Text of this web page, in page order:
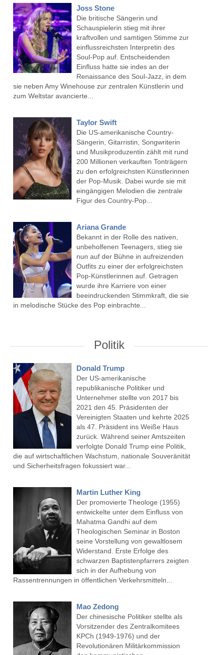
Joss Stone
Die britische Sängerin und
Schauspielerin stieg mit ihrer
kraftvollen und samtigen Stimme zur
einflussreichsten Interpretin des
Soul-Pop auf. Entscheidenden
Einfluss hatte sie indes an der
Renaissance des Soul-Jazz, in dem
sie neben Amy Winehouse zur zentralen Künstlerin und
zum Weltstar avancierte...
Taylor Swift
Die US-amerikanische Country-
Sängerin, Gitarristin, Songwriterin
und Musikproduzentin zählt mit rund
200 Millionen verkauften Tonträgern
zu den erfolgreichsten Künstlerinnen
der Pop-Musik. Dabei wurde sie mit
eingängigen Melodien die zentrale
Figur des Country-Pop...
Ariana Grande
Bekannt in der Rolle des nativen,
unbeholfenen Teenagers, stieg sie
nun auf der Bühne in aufreizenden
Outfits zu einer der erfolgreichsten
Pop-Künstlerinnen auf. Getragen
wurde ihre Karriere von einer
beeindruckenden Stimmkraft, die sie
in melodische Stücke des Pop einbrachte...
Politik
Donald Trump
Der US-amerikanische
republikanische Politiker und
Unternehmer stellte von 2017 bis
2021 den 45. Präsidenten der
Vereinigten Staaten und kehrte 2025
als 47. Präsident ins Weiße Haus
zurück. Während seiner Amtszeiten
verfolgte Donald Trump eine Politik,
die auf wirtschaftlichen Wachstum, nationale Souveränität
und Sicherheitsfragen fokussiert war...
Martin Luther King
Der promovierte Theologe (1955)
entwickelte unter dem Einfluss von
Mahatma Gandhi auf dem
Theologischen Seminar in Boston
seine Vorstellung von gewaltlosem
Widerstand. Erste Erfolge des
schwarzen Baptistenpfarrers zeigten
sich in der Aufhebung von
Rassentrennungen in öffentlichen Verkehrsmitteln...
Mao Zedong
Der chinesische Politiker stellte als
Vorsitzender des Zentralkomitees
KPCh (1949-1976) und der
Revolutionären Militärkommission